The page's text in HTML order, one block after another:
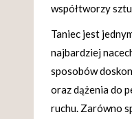
współtworzy
Taniec jest
najbardziej
sposobów
oraz dążenia do
ruchu. Zarówno